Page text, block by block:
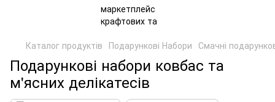
Каталог продуктів Подарункові Набори Смачні
Подарункові набори ковбас та
м'ясних делікатесів